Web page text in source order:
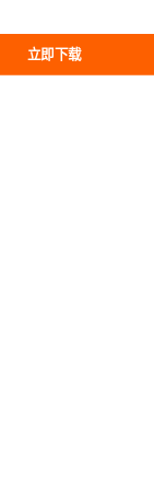
立即下载